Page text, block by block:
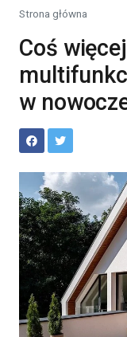
Strona główna
Coś
w